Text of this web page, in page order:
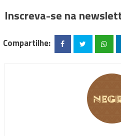
Inscreva-se na
Compartilhe: